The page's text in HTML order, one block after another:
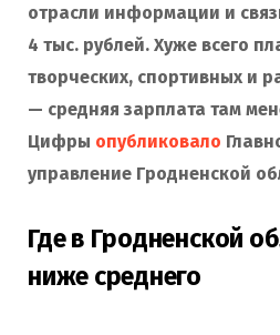
отрасли информации и
4 тыс. рублей. Хуже всего
творческих, спортивных и
— средняя зарплата там
Цифры опубликовало
управление Гродненской
Где в Гродненской
ниже среднего